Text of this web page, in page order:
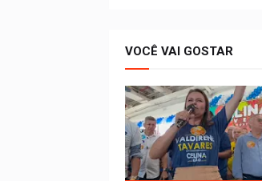
VOCÊ VAI GOSTAR